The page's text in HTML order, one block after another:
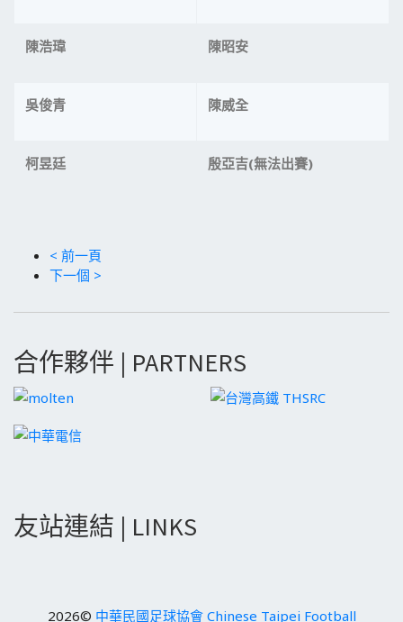
陳浩瑋 陳昭安
吳俊青 陳威全
柯昱廷 殷亞吉(無法出賽)
< 前一頁
下一個 >
合作夥伴 | PARTNERS
友站連結 | LINKS
2026© 中華民國足球協會 Chinese Taipei Football